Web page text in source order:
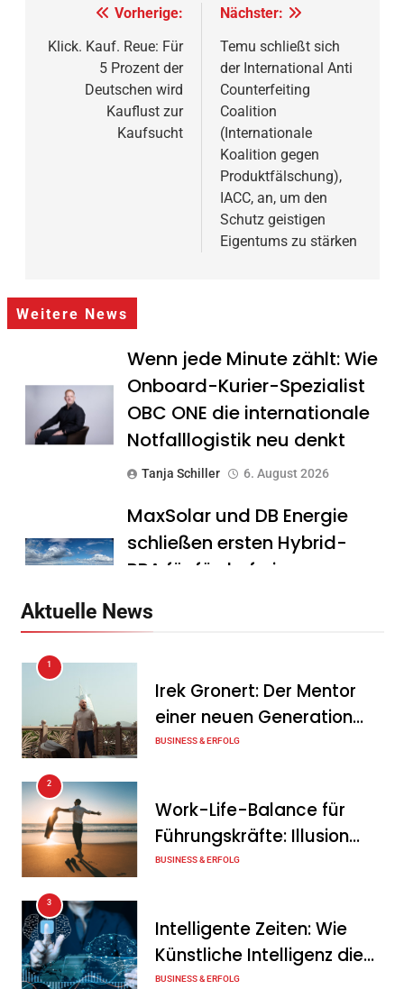
Beitragsnavigation
Vorherige:
Klick. Kauf. Reue: Für
5 Prozent der
Deutschen wird
Kauflust zur
Kaufsucht
Nächster:
Temu schließt sich
der International Anti
Counterfeiting
Coalition
(Internationale
Koalition gegen
Produktfälschung),
IACC, an, um den
Schutz geistigen
Eigentums zu stärken
Weitere News
Wenn jede Minute zählt: Wie
Onboard-Kurier-Spezialist
OBC ONE die internationale
Notfalllogistik neu denkt
Tanja Schiller 6. August 2026
MaxSolar und DB Energie
schließen ersten Hybrid-
PPA für förderfreie
Tanja Schiller
Geschäftsverlauf im
zweiten Quartal
Intersolar-Trend 2026:
Warum Batteriespeicher
zum wichtigsten Baustein
der Energiewende werden
Tanja Schiller 6. August 2026
Aktuelle News
1
Irek Gronert: Der Mentor
einer neuen Generation
von Unternehmern
BUSINESS & ERFOLG
2
Work-Life-Balance für
Führungskräfte: Illusion
oder echte Chance?
BUSINESS & ERFOLG
3
Intelligente Zeiten: Wie
Künstliche Intelligenz die
Geschäftswelt verändert
BUSINESS & ERFOLG